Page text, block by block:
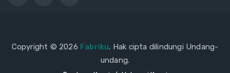
Copyright © 2026 Fabriku. Hak cipta dilindungi Undang-
undang.